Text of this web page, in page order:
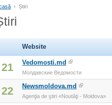
› Știri
Website
21 Vedomosti.md
Молдавские Ведомости
22 Newsmoldova.md
Agenţia de ştiri «Noutăţi - Moldova»